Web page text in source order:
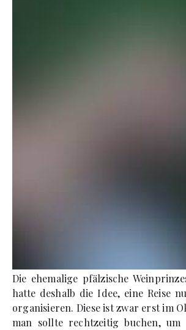
Die ehemalige pfälzische
hatte deshalb die Idee, eine Reise
organisieren. Diese ist zwar erst im
man sollte rechtzeitig buchen,